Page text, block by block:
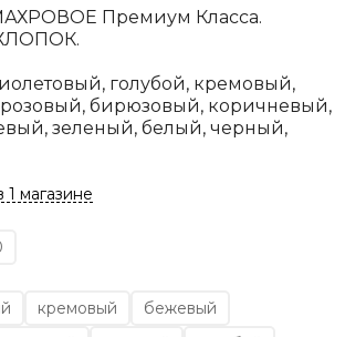
Премиум Класса.
голубой, кремовый,
бирюзовый, коричневый,
зеленый, белый, черный,
1 магазине
кремовый
бежевый